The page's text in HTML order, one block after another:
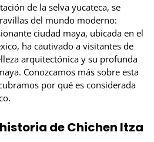
de la selva yucateca, se
del mundo moderno:
ciudad maya, ubicada en el
ha cautivado a visitantes de
arquitectónica y su profunda
Conozcamos más sobre esta
por qué es considerada
de Chichen Itza